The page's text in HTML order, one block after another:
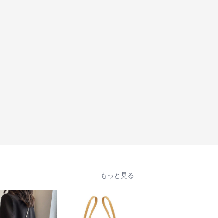
もっと見る